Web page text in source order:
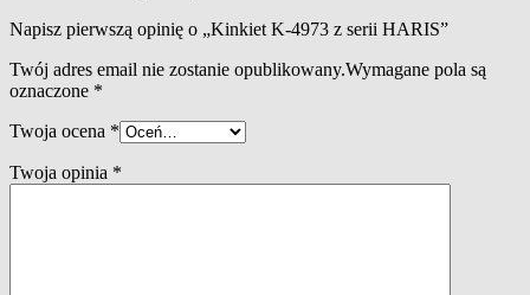
Napisz pierwszą opinię o „Kinkiet K-4973 z serii HARIS”
Twój adres email nie zostanie opublikowany.Wymagane pola są
oznaczone *
Twoja ocena *
Twoja opinia *